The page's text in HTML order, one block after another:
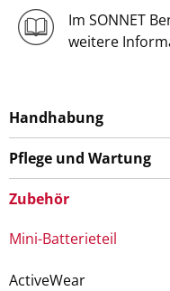
Im SONNET
weitere
Handhabung
Pflege und Wartung
Zubehör
Mini-Batterieteil
ActiveWear